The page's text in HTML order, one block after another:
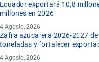
Ecuador exportará 10,8
millones en 2026
4 Agosto, 2026
Zafra azucarera 2026-2027
toneladas y fortalecer
4 Agosto, 2026